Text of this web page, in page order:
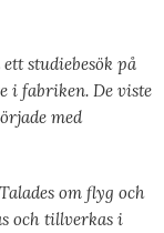
studiebesök på
i fabriken. De viste
med
om flyg och
och tillverkas i